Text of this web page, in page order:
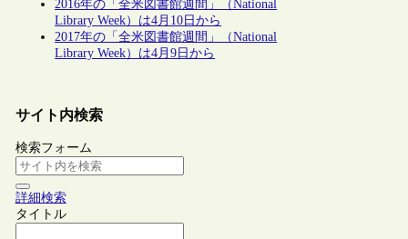
2016年の「全米図書館週間」（National
Library Week）は4月10日から
2017年の「全米図書館週間」（National
Library Week）は4月9日から
サイト内検索
検索フォーム
詳細検索
タイトル